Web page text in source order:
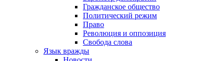
Гражданское общество
Политический режим
Право
Революция и оппозиция
Свобода слова
Язык вражды